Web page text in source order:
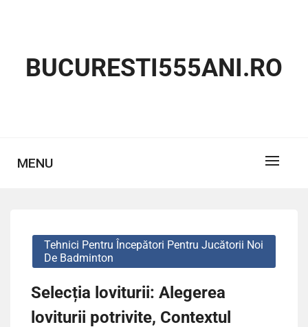
BUCURESTI555ANI.RO
MENU
Tehnici Pentru Începători Pentru Jucătorii Noi
De Badminton
Selecția loviturii: Alegerea
loviturii potrivite, Contextul